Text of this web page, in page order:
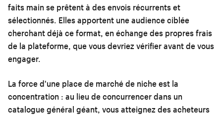
faits main se prêtent à des envois récurrents et
sélectionnés. Elles apportent une audience ciblée
cherchant déjà ce format, en échange des propres frais
de la plateforme, que vous devriez vérifier avant de vous
engager.
La force d'une place de marché de niche est la
concentration : au lieu de concurrencer dans un
catalogue général géant, vous atteignez des acheteurs